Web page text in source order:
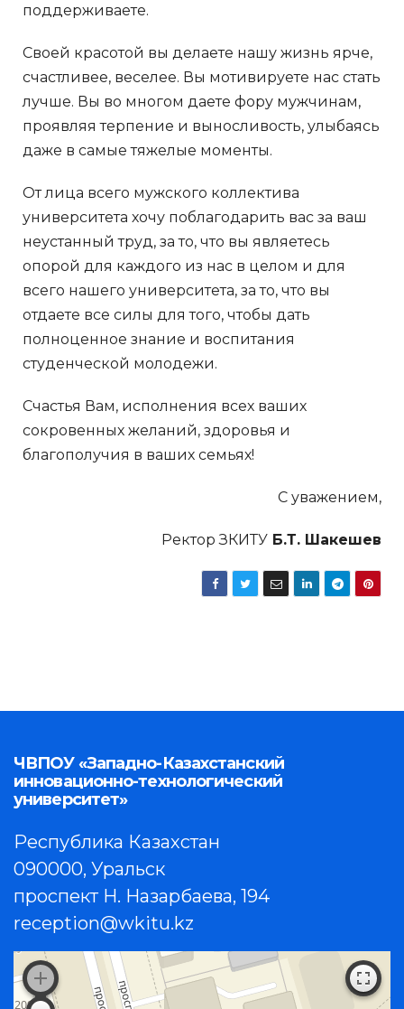
поддерживаете.
Своей красотой вы делаете нашу жизнь ярче,
счастливее, веселее. Вы мотивируете нас стать
лучше. Вы во многом даете фору мужчинам,
проявляя терпение и выносливость, улыбаясь
даже в самые тяжелые моменты.
От лица всего мужского коллектива
университета хочу поблагодарить вас за ваш
неустанный труд, за то, что вы являетесь
опорой для каждого из нас в целом и для
всего нашего университета, за то, что вы
отдаете все силы для того, чтобы дать
полноценное знание и воспитания
студенческой молодежи.
Счастья Вам, исполнения всех ваших
сокровенных желаний, здоровья и
благополучия в ваших семьях!
С уважением,
Ректор ЗКИТУ Б.Т. Шакешев
ЧВПОУ «Западно-Казахстанский
инновационно-технологический
университет»
Республика Казахстан
090000, Уральск
проспект Н. Назарбаева, 194
reception@wkitu.kz